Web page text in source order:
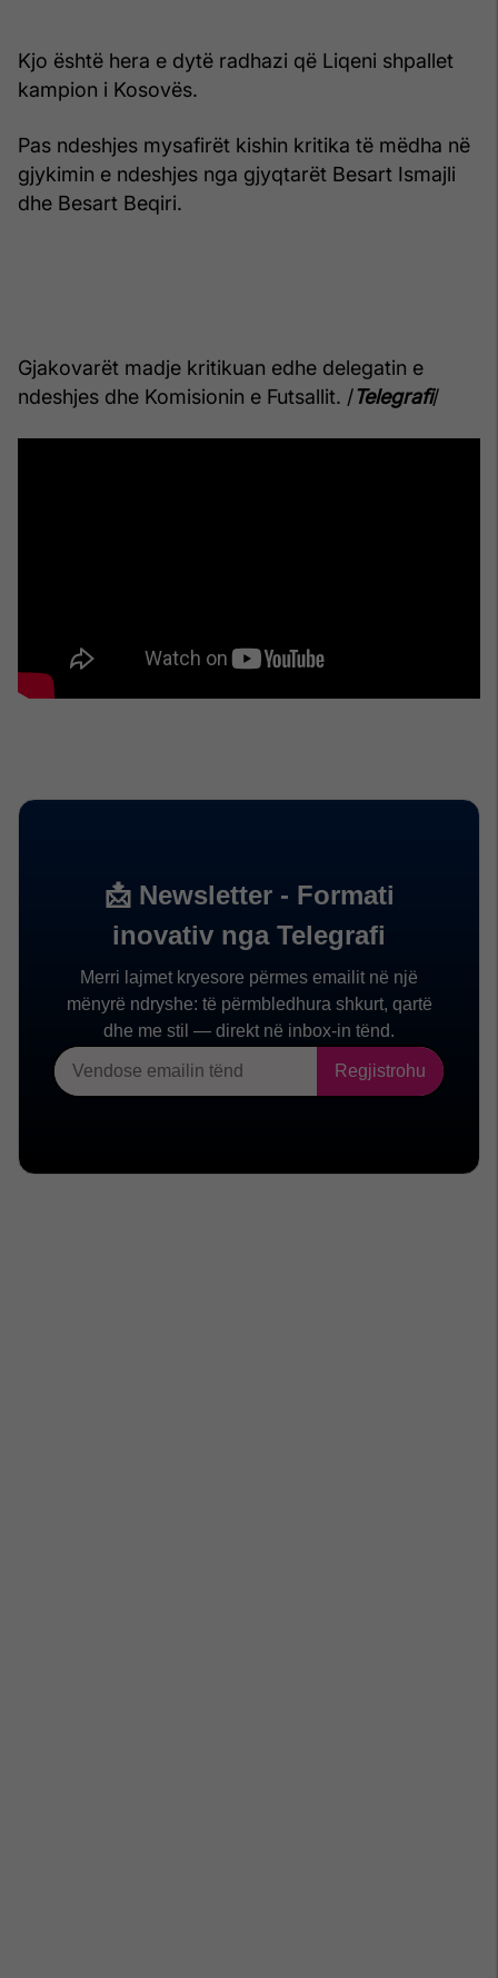
Kjo është hera e dytë radhazi që Liqeni shpallet
kampion i Kosovës.
Pas ndeshjes mysafirët kishin kritika të mëdha në
gjykimin e ndeshjes nga gjyqtarët Besart Ismajli
dhe Besart Beqiri.
Gjakovarët madje kritikuan edhe delegatin e
ndeshjes dhe Komisionin e Futsallit. /Telegrafi/